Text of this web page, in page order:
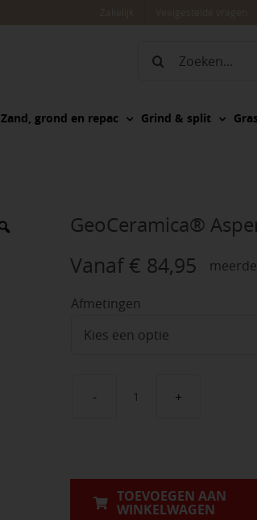
Zoeken
Zand, grond en repac Grind & split
GeoCeramica®
Vanaf € 84,95
Afmetingen
GeoCeramica®
TOEVOEGEN AAN
WINKELWAGEN